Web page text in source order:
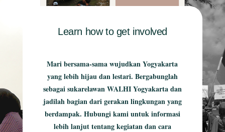
Learn how to get involved
Mari bersama-sama wujudkan Yogyakarta
yang lebih hijau dan lestari. Bergabunglah
sebagai sukarelawan WALHI Yogyakarta dan
jadilah bagian dari gerakan lingkungan yang
berdampak. Hubungi kami untuk informasi
lebih lanjut tentang kegiatan dan cara